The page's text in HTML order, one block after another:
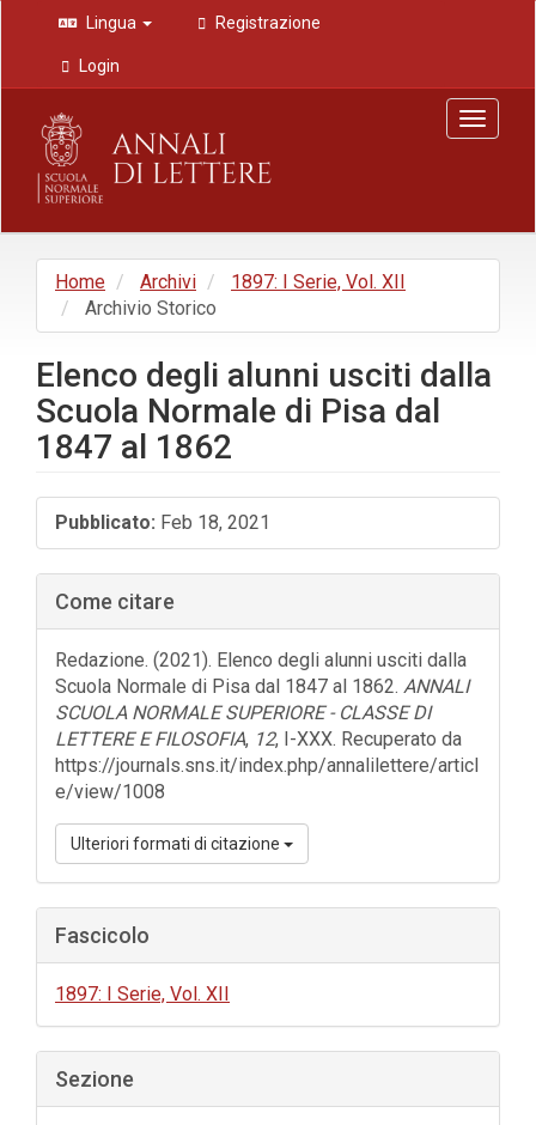
Navigazione
principale
Contenuto
principale
Barra
laterale
Lingua Registrazione
Login
Toggle
Home Archivi
1897: I Serie, Vol. XII
Archivio Storico
Elenco degli alunni usciti dalla
Scuola Normale di Pisa dal
1847 al 1862
Barra
laterale
dell'articolo
Pubblicato: Feb 18, 2021
Come citare
Redazione. (2021). Elenco degli alunni usciti dalla
Scuola Normale di Pisa dal 1847 al 1862. ANNALI
SCUOLA NORMALE SUPERIORE - CLASSE DI
LETTERE E FILOSOFIA, 12, I-XXX. Recuperato da
https://journals.sns.it/index.php/annalilettere/articl
e/view/1008
Ulteriori formati di citazione
Fascicolo
1897: I Serie, Vol. XII
Sezione